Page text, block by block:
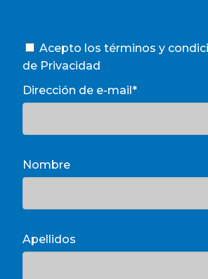
Acepto los términos y
de Privacidad
Dirección de e-mail*
Nombre
Apellidos